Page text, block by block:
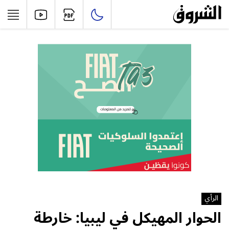
الرأي
الحوار المهيكل في ليبيا: خارطة